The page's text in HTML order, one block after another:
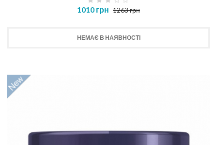
1010 грн 1263 грн
НЕМАЄ В НАЯВНОСТІ